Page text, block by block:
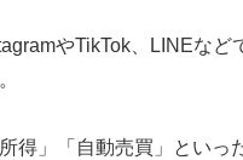
やTikTok、LINEなど
得」「自動売買」といっ